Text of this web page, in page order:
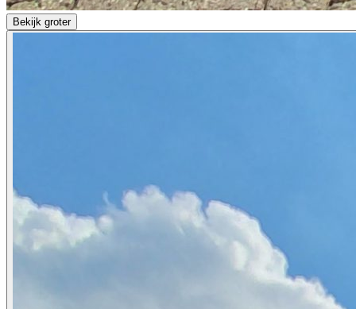
Bekijk groter